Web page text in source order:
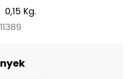
0,15 Kg.